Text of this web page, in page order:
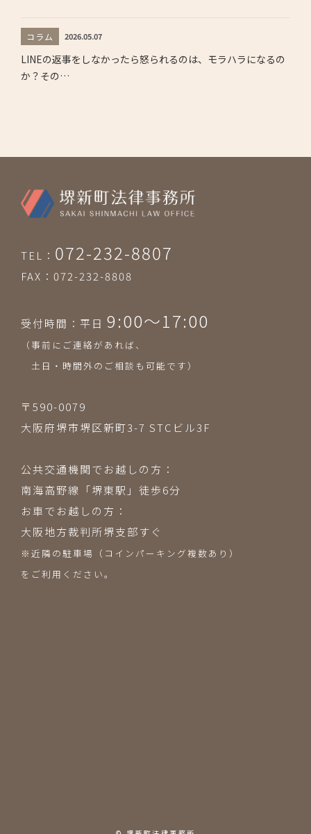
コラム 2026.05.07
LINEの返事をしなかったら怒られるのは、モラハラになるの
か？その…
TEL： 072-232-8807
FAX：072-232-8808
受付時間：平日 9:00〜17:00
（事前にご連絡があれば、
土日・時間外のご相談も可能です）
〒590-0079
大阪府堺市堺区新町3-7 STCビル3F
公共交通機関でお越しの方：
南海高野線「堺東駅」徒歩6分
お車でお越しの方：
大阪地方裁判所堺支部すぐ
※近隣の駐車場（コインパーキング複数あり）
をご利用ください。